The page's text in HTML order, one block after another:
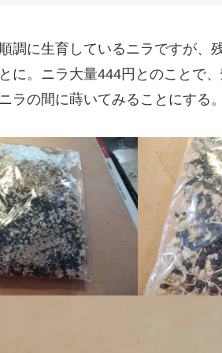
調に生育しているニラですが、
に。ニラ大量444円とのことで
ラの間に蒔いてみることにする